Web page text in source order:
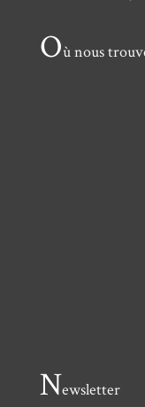
Où nous
Newsletter